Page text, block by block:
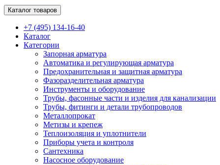
Каталог товаров
+7 (495) 134-16-40
Каталог
Категории
Запорная арматура
Автоматика и регулирующая арматура
Предохранительная и защитная арматура
Фазоразделительная арматура
Инструменты и оборудование
Трубы, фасонные части и изделия для канализации
Трубы, фитинги и детали трубопроводов
Металлопрокат
Метизы и крепеж
Теплоизоляция и уплотнители
Приборы учета и контроля
Сантехника
Насосное оборудование